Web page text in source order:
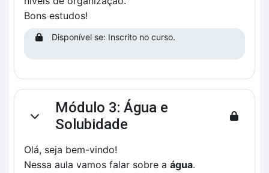
Bons estudos!
Disponível se: Inscrito no curso.
Contrair
Módulo 3: Água e
Solubidade
Olá, seja bem-vindo!
Nessa aula vamos falar sobre a água.